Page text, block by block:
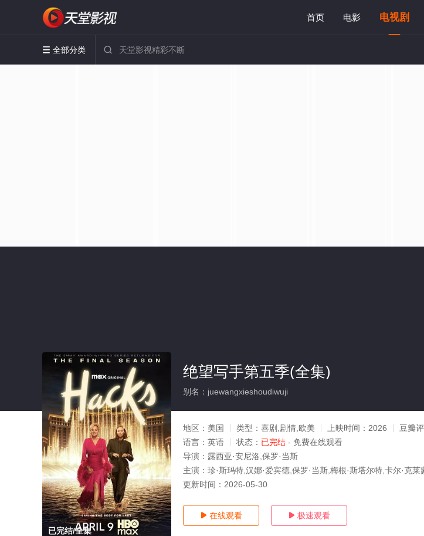
首页 电影 电视剧
 全部分类 
已完结/全集
绝望写手第五季(全集)
别名：juewangxieshoudiwuji
地区： 美国 类型： 喜剧,剧情,欧美 上映时间： 2026 豆瓣评
语言： 英语 状态： 已完结 - 免费在线观看
导演： 露西亚·安尼洛,保罗·当斯
主演： 珍·斯玛特,汉娜·爱宾德,保罗·当斯,梅根·斯塔尔特,卡尔·克
更新时间： 2026-05-30
 在线观看  极速观看